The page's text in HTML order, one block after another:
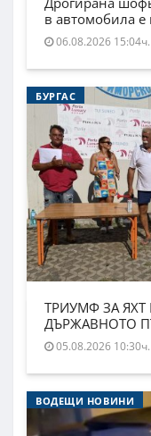
в автомобила
06.08.2026 15:04ч.
БУРГАС
ТРИУМФ ЗА
ДЪРЖАВНОТО
05.08.2026 10:30ч.
ВОДЕЩИ НОВИНИ